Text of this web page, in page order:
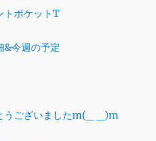
トポケットT
&今週の予定
うございましたm(_ _)m